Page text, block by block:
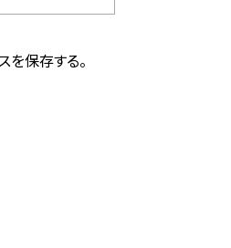
を保存する。